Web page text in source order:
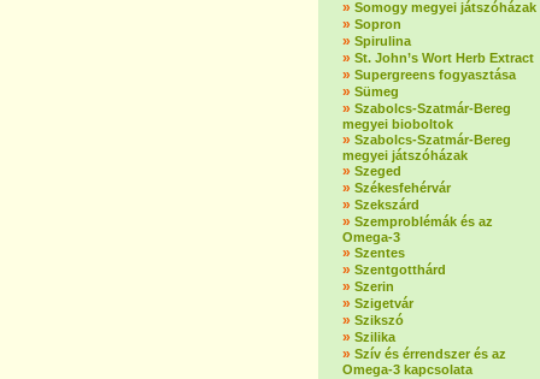
» Somogy megyei játszóházak
» Sopron
» Spirulina
» St. John’s Wort Herb Extract
» Supergreens fogyasztása
» Sümeg
» Szabolcs-Szatmár-Bereg
megyei bioboltok
» Szabolcs-Szatmár-Bereg
megyei játszóházak
» Szeged
» Székesfehérvár
» Szekszárd
» Szemproblémák és az
Omega-3
» Szentes
» Szentgotthárd
» Szerin
» Szigetvár
» Szikszó
» Szilika
» Szív és érrendszer és az
Omega-3 kapcsolata